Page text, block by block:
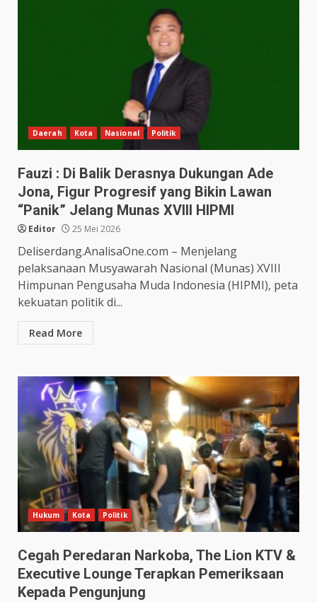
Daerah Kota Nasional Politik
Fauzi : Di Balik Derasnya Dukungan Ade
Jona, Figur Progresif yang Bikin Lawan
“Panik” Jelang Munas XVIII HIPMI
Editor 25 Mei 2026
Deliserdang.AnalisaOne.com – Menjelang
pelaksanaan Musyawarah Nasional (Munas) XVIII
Himpunan Pengusaha Muda Indonesia (HIPMI), peta
kekuatan politik di...
Read More
Hukum Kota Politik
Cegah Peredaran Narkoba, The Lion KTV &
Executive Lounge Terapkan Pemeriksaan
Kepada Pengunjung